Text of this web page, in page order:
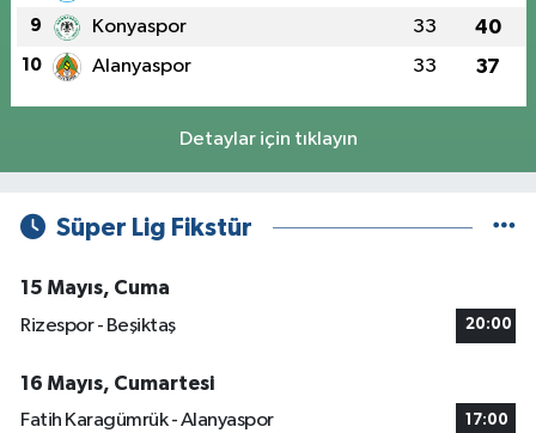
9 Konyaspor 33 40
10 Alanyaspor 33 37
Detaylar için tıklayın
Süper Lig Fikstür
15 Mayıs, Cuma
Rizespor - Beşiktaş
20:00
16 Mayıs, Cumartesi
Fatih Karagümrük - Alanyaspor
17:00